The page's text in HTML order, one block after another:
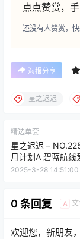
点点赞赏，
还没有人赞赏，
海报分享
星之迟迟
精选单套
星之迟迟 –
月计划A 碧蓝航线
183MB]
2025-3-28 14:51:00
0 条回复 A
欢迎您，新朋友